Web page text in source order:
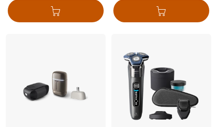
Adicionar ao cesto Adicionar ao cesto